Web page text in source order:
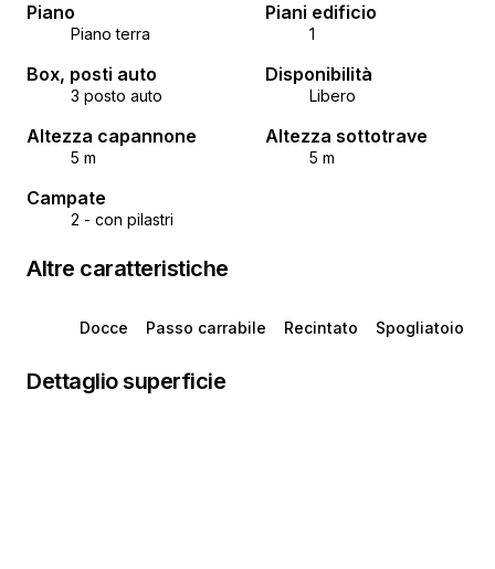
Piano
Piano terra
Piani edificio
1
Box, posti auto
3 posto auto
Disponibilità
Libero
Altezza capannone
5 m
Altezza sottotrave
5 m
Campate
2 - con pilastri
Altre caratteristiche
Docce Passo carrabile Recintato Spogliatoio
Dettaglio superficie